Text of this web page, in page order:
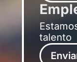
talento